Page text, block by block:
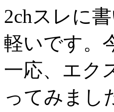
2chスレに
軽いです。
一応、エク
ってみまし